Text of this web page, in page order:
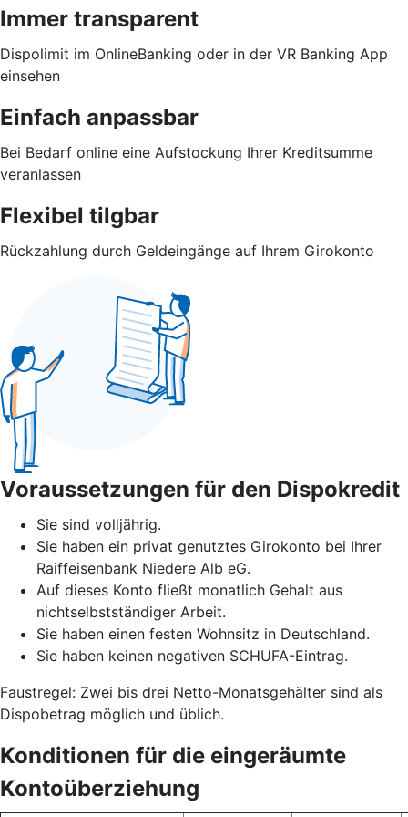
Immer transparent
Dispolimit im OnlineBanking oder in der VR Banking App
einsehen
Einfach anpassbar
Bei Bedarf online eine Aufstockung Ihrer Kreditsumme
veranlassen
Flexibel tilgbar
Rückzahlung durch Geldeingänge auf Ihrem Girokonto
Voraussetzungen für den Dispokredit
Sie sind volljährig.
Sie haben ein privat genutztes Girokonto bei Ihrer
Raiffeisenbank Niedere Alb eG.
Auf dieses Konto fließt monatlich Gehalt aus
nichtselbstständiger Arbeit.
Sie haben einen festen Wohnsitz in Deutschland.
Sie haben keinen negativen SCHUFA-Eintrag.
Faustregel: Zwei bis drei Netto-Monatsgehälter sind als
Dispobetrag möglich und üblich.
Konditionen für die eingeräumte
Kontoüberziehung